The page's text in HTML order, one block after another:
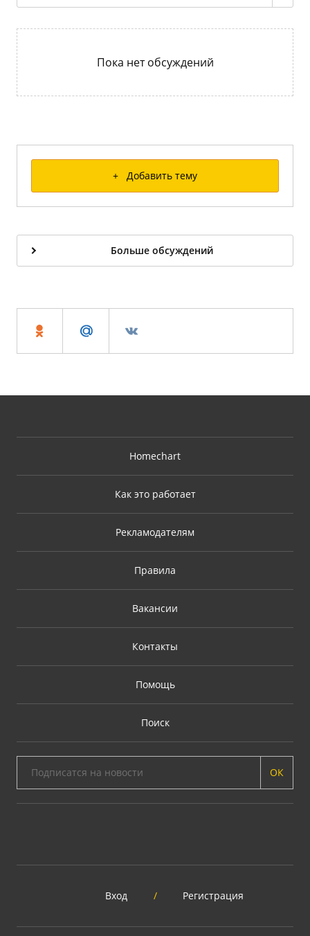
Пока нет обсуждений
+ Добавить тему
Больше обсуждений
Homechart
Как это работает
Рекламодателям
Правила
Вакансии
Контакты
Помощь
Поиск
ОК
Вход / Регистрация